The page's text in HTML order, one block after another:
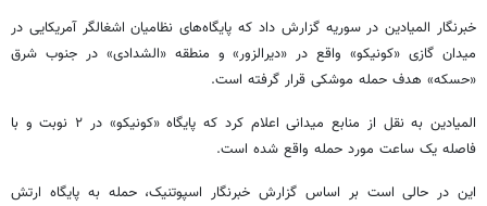
خبرنگار المیادین در سوریه گزارش داد که پایگاه‌های نظامیان اشغالگر آمریکایی در
میدان گازی «کونیکو» واقع در «دیرالزور» و منطقه «الشدادی» در جنوب شرق
«حسکه» هدف حمله موشکی قرار گرفته است.
المیادین به نقل از منابع میدانی اعلام کرد که پایگاه «کونیکو
» در ۲ نوبت و با
فاصله یک ساعت مورد حمله واقع شده است.
این در حالی است بر اساس گزارش خبرنگار اسپوتنیک، حمله به پایگاه ارتش